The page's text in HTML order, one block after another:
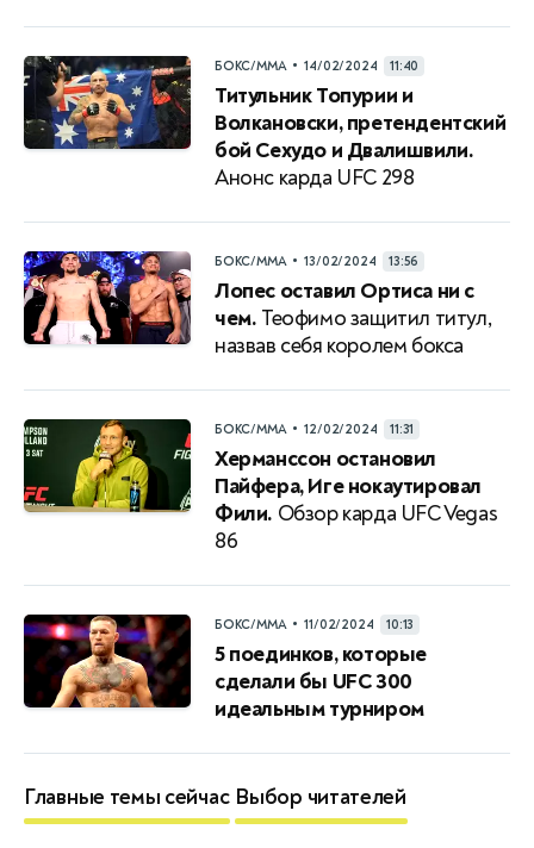
БОКС/ММА • 14/02/2024 11:40
Титульник Топурии и
Волкановски, претендентский
бой Сехудо и Двалишвили.
Анонс карда UFC 298
БОКС/ММА • 13/02/2024 13:56
Лопес оставил Ортиса ни с
чем. Теофимо защитил титул,
назвав себя королем бокса
БОКС/ММА • 12/02/2024 11:31
Херманссон остановил
Пайфера, Иге нокаутировал
Фили. Обзор карда UFC Vegas
86
БОКС/ММА • 11/02/2024 10:13
5 поединков, которые
сделали бы UFC 300
идеальным турниром
Главные темы сейчас Выбор читателей